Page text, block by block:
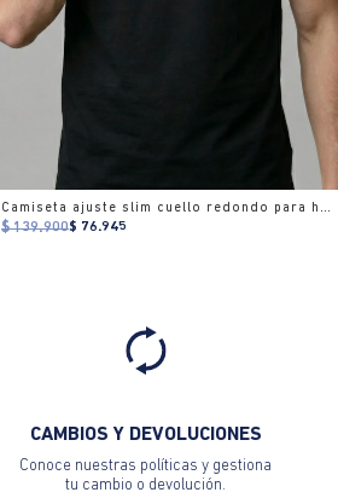
Camiseta ajuste slim cuello redondo para hombre
$ 139.900$ 76.945
CAMBIOS Y DEVOLUCIONES
Conoce nuestras políticas y gestiona
tu cambio o devolución.